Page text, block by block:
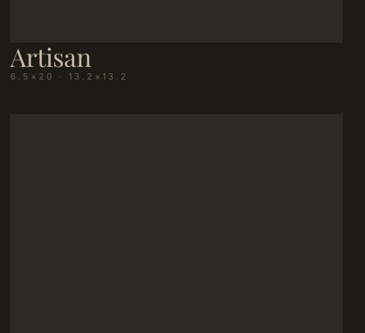
Artisan
6.5×20 · 13.2×13.2